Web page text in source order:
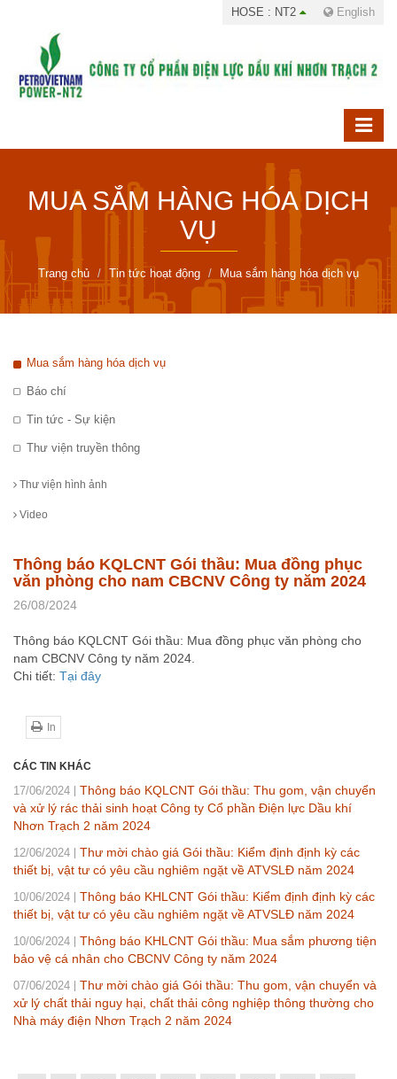
HOSE : NT2 English
MUA SẮM HÀNG HÓA DỊCH
VỤ
Trang chủ Tin tức hoạt động Mua sắm hàng hóa dịch vụ
Mua sắm hàng hóa dịch vụ
Báo chí
Tin tức - Sự kiện
Thư viện truyền thông
Thư viện hình ảnh
Video
Thông báo KQLCNT Gói thầu: Mua đồng phục
văn phòng cho nam CBCNV Công ty năm 2024
26/08/2024
Thông báo KQLCNT Gói thầu: Mua đồng phục văn phòng cho
nam CBCNV Công ty năm 2024.
Chi tiết: Tại đây
In
CÁC TIN KHÁC
17/06/2024
Thông báo KQLCNT Gói thầu: Thu gom, vận chuyển
và xử lý rác thải sinh hoạt Công ty Cổ phần Điện lực Dầu khí
Nhơn Trạch 2 năm 2024
12/06/2024
Thư mời chào giá Gói thầu: Kiểm định định kỳ các
thiết bị, vật tư có yêu cầu nghiêm ngặt về ATVSLĐ năm 2024
10/06/2024
Thông báo KHLCNT Gói thầu: Kiểm định định kỳ các
thiết bị, vật tư có yêu cầu nghiêm ngặt về ATVSLĐ năm 2024
10/06/2024
Thông báo KHLCNT Gói thầu: Mua sắm phương tiện
bảo vệ cá nhân cho CBCNV Công ty năm 2024
07/06/2024
Thư mời chào giá Gói thầu: Thu gom, vận chuyển và
xử lý chất thải nguy hại, chất thải công nghiệp thông thường cho
Nhà máy điện Nhơn Trạch 2 năm 2024